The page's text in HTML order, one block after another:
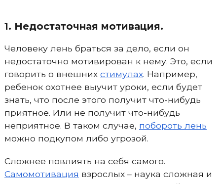
1. Недостаточная мотивация.
Человеку лень браться за дело, если он
недостаточно мотивирован к нему. Это, если
говорить о внешних стимулах. Например,
ребенок охотнее выучит уроки, если будет
знать, что после этого получит что-нибудь
приятное. Или не получит что-нибудь
неприятное. В таком случае, побороть лень
можно подкупом либо угрозой.
Сложнее повлиять на себя самого.
Самомотивация взрослых – наука сложная и